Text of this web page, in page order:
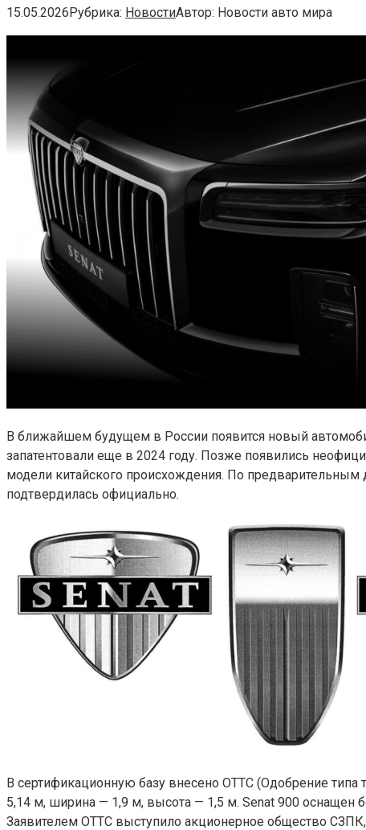
15.05.2026Рубрика: НовостиАвтор: Новости авто мира
В ближайшем будущем в России появится новый
запатентовали еще в 2024 году. Позже появились
модели китайского происхождения. По
подтвердилась официально.
В сертификационную базу внесено OTTC (Одобрение типа
5,14 м, ширина — 1,9 м, высота — 1,5 м. Senat 900 оснащен
Заявителем OTTC выступило акционерное общество